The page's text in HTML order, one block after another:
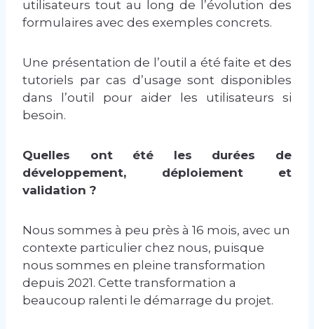
utilisateurs tout au long de l’évolution des
formulaires avec des exemples concrets.
Une présentation de l’outil a été faite et des
tutoriels par cas d’usage sont disponibles
dans l’outil pour aider les utilisateurs si
besoin.
Quelles ont été les durées de
développement, déploiement et
validation ?
Nous sommes à peu près à 16 mois, avec un
contexte particulier chez nous, puisque
nous sommes en pleine transformation
depuis 2021. Cette transformation a
beaucoup ralenti le démarrage du projet.